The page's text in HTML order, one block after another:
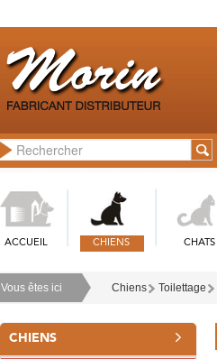
ACCUEIL CHIENS CHATS
Vous êtes ici Chiens Toilettage
CHIENS